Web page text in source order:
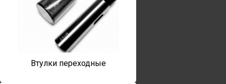
Втулки переходные